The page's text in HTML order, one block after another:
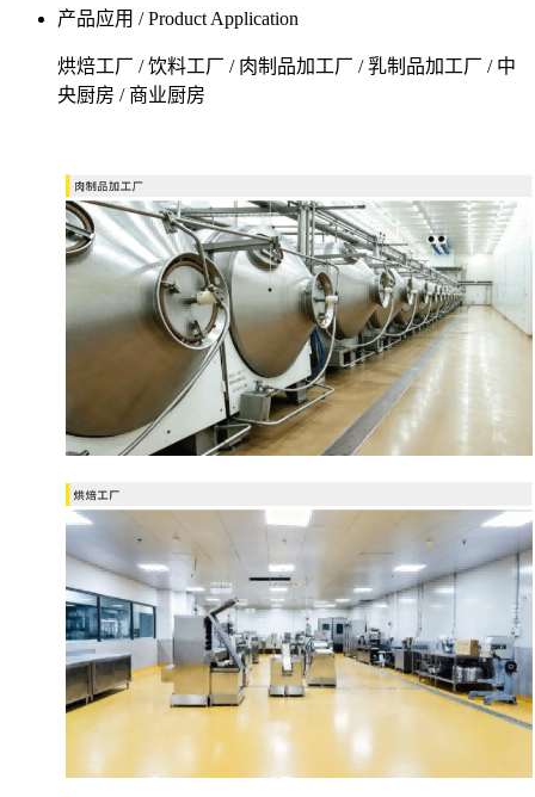
产品应用 / Product Application
烘焙工厂 / 饮料工厂 / 肉制品加工厂 / 乳制品加工厂 / 中
央厨房 / 商业厨房